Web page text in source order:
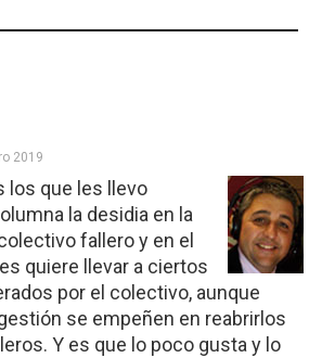
2019
los que les llevo
la desidia en la
fallero y en el
quiere llevar a ciertos
por el colectivo, aunque
se empeñen en reabrirlos
Y es que lo poco gusta y lo